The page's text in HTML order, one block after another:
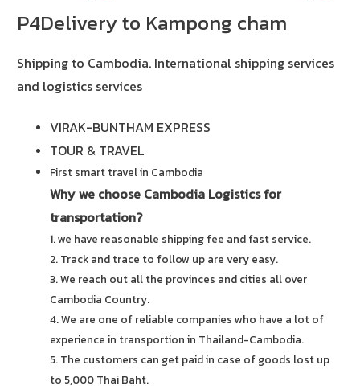
P4Delivery to Kampong cham
Shipping to Cambodia. International shipping services
and logistics services
VIRAK-BUNTHAM EXPRESS
TOUR & TRAVEL
First smart travel in Cambodia
Why we choose Cambodia Logistics for
transportation?
1. we have reasonable shipping fee and fast service.
2. Track and trace to follow up are very easy.
3. We reach out all the provinces and cities all over
Cambodia Country.
4. We are one of reliable companies who have a lot of
experience in transportion in Thailand-Cambodia.
5. The customers can get paid in case of goods lost up
to 5,000 Thai Baht.